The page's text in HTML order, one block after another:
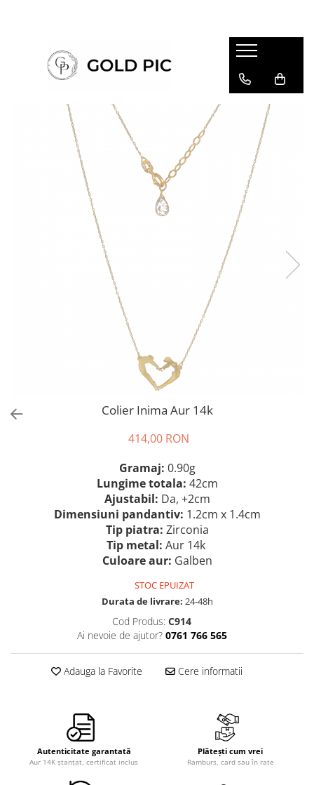
Colier Inima Aur 14k
414,00 RON
Gramaj: 0.90g
Lungime totala: 42cm
Ajustabil: Da, +2cm
Dimensiuni pandantiv: 1.2cm x 1.4cm
Tip piatra: Zirconia
Tip metal: Aur 14k
Culoare aur: Galben
STOC EPUIZAT
Durata de livrare: 24-48h
Cod Produs: C914
Ai nevoie de ajutor? 0761 766 565
Adauga la Favorite Cere informatii
Autenticitate garantată
Aur 14K ștanțat, certificat inclus
Plătești cum vrei
Ramburs, card sau în rate